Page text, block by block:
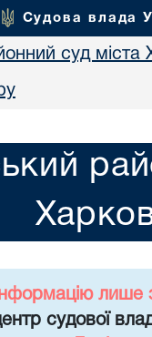
Судова влада
суд міста
лише
судової